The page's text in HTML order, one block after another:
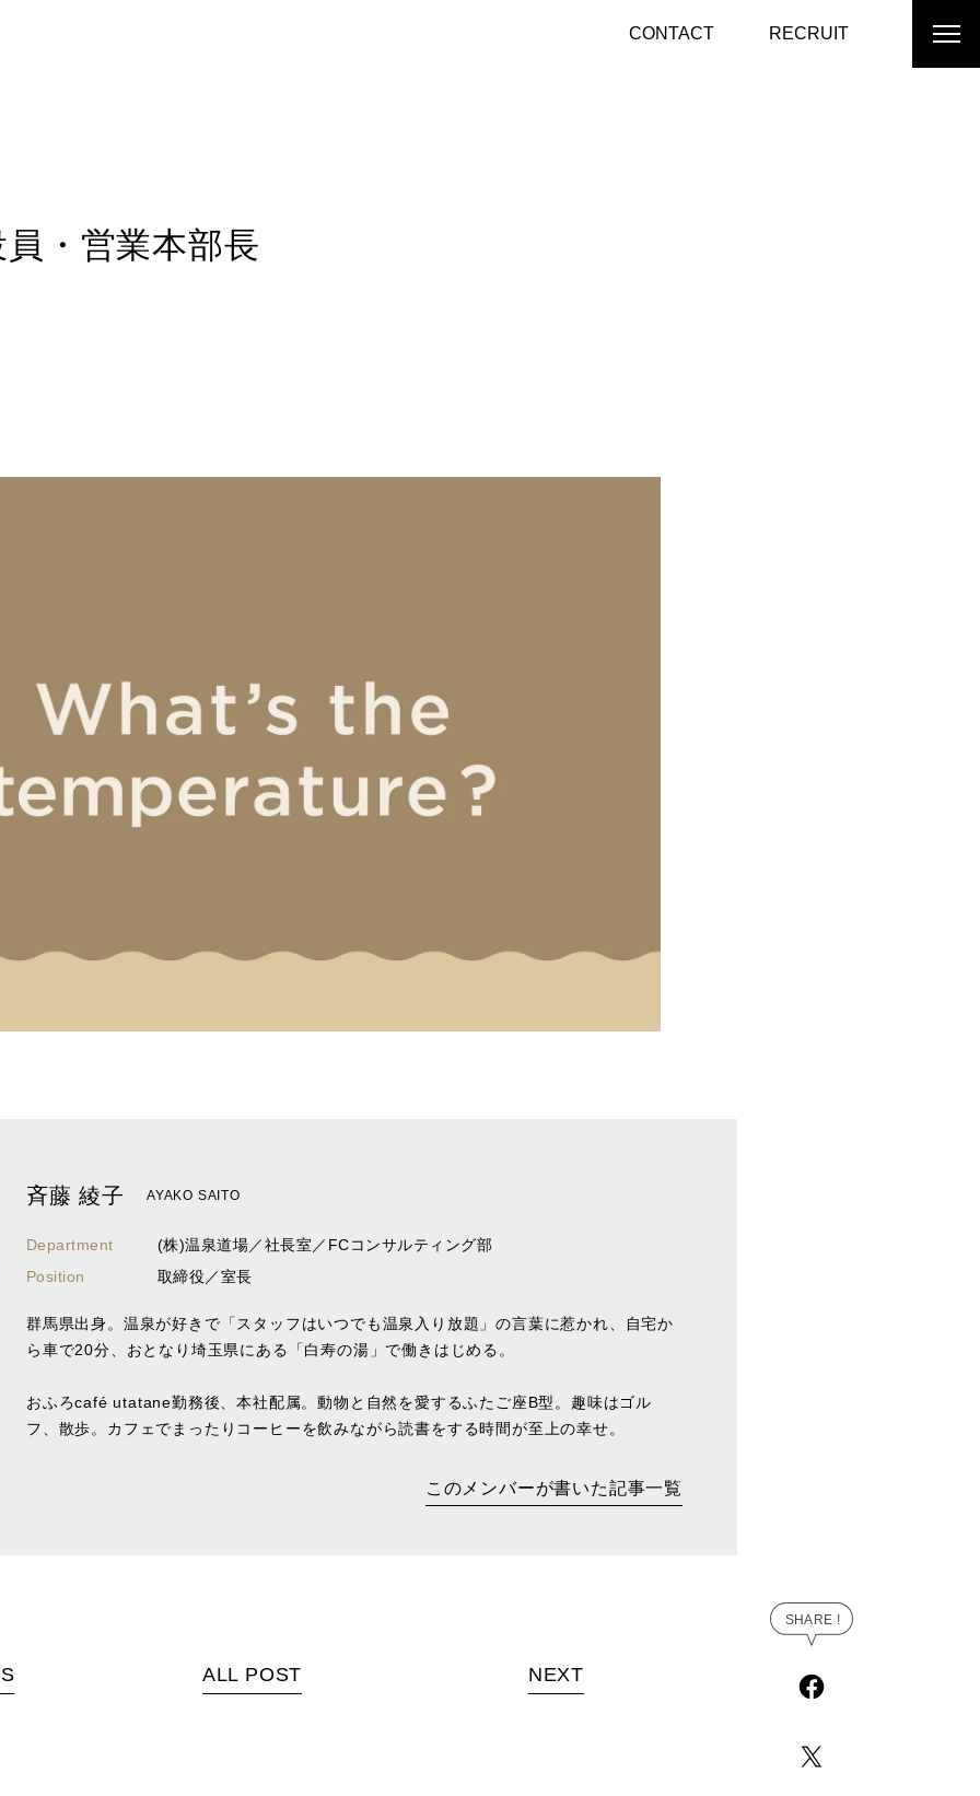
CONTACT RECRUIT
・営業本部長
斉藤 綾子 AYAKO SAITO
Department
(株)温泉道場／社長室／FCコンサルティング部
Position
取締役／室長
群馬県出身。温泉が好きで「スタッフはいつでも温泉入り放題」の言葉に惹かれ、自宅か
ら車で20分、おとなり埼玉県にある「白寿の湯」で働きはじめる。
おふろcafé utatane勤務後、本社配属。動物と自然を愛するふたご座B型。趣味はゴル
フ、散歩。カフェでまったりコーヒーを飲みながら読書をする時間が至上の幸せ。
このメンバーが書いた記事一覧
ALL POST NEXT